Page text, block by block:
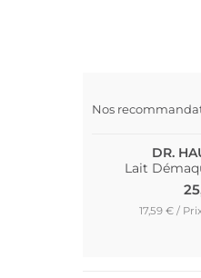
NosMeilleures ventes
DR.
Lait
17,59 € /